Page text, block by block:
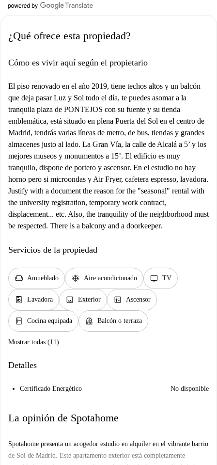
¿Qué ofrece esta propiedad?
Cómo es vivir aquí según el propietario
El piso renovado en el año 2019, tiene techos altos y un balcón
que deja pasar Luz y Sol todo el día, te puedes asomar a la
tranquila plaza de PONTEJOS con su fuente y su tienda
emblemática, está situado en plena Puerta del Sol en el centro de
Madrid, tendrás varias líneas de metro, de bus, tiendas y grandes
almacenes justo al lado. La Gran Vía, la calle de Alcalá a 5’ y los
mejores museos y monumentos a 15’. El edificio es muy
tranquilo, dispone de portero y ascensor. En el estudio no hay
horno pero si microondas y Air Fryer, cafetera espresso, lavadora.
Justify with a document the reason for the "seasonal" rental with
the university registration, temporary work contract,
displacement... etc. Also, the tranquility of the neighborhood must
be respected. There is a balcony and a doorkeeper.
Servicios de la propiedad
chair Amueblado ac_unit Aire acondicionado tv TV
local_laundry_service Lavadora image Exterior elevator Ascensor
kitchen Cocina equipada balcony Balcón o terraza
Mostrar todas (11)
Detalles
Certificado Energético No disponible
La opinión de Spotahome
Spotahome presenta un acogedor estudio en alquiler en el vibrante barrio
de Sol de Madrid. Este apartamento exterior está completamente